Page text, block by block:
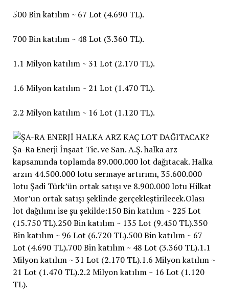
500 Bin katılım ~ 67 Lot (4.690 TL).
700 Bin katılım ~ 48 Lot (3.360 TL).
1.1 Milyon katılım ~ 31 Lot (2.170 TL).
1.6 Milyon katılım ~ 21 Lot (1.470 TL).
2.2 Milyon katılım ~ 16 Lot (1.120 TL).